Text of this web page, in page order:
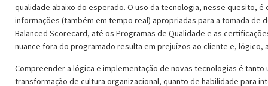
qualidade abaixo do esperado. O uso da tecnologia, nesse quesito, é
informações (também em tempo real) apropriadas para a tomada de
Balanced Scorecard, até os Programas de Qualidade e as
nuance fora do programado resulta em prejuízos ao cliente e,
Compreender a lógica e implementação de novas tecnologias é tanto
transformação de cultura organizacional, quanto de habilidade para